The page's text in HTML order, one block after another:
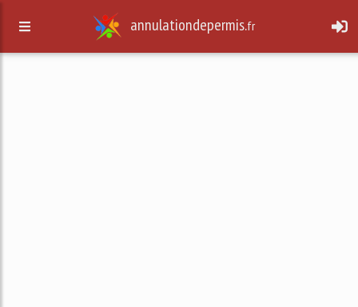
annulationdepermis.fr